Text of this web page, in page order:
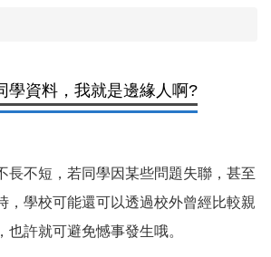
學資料，我就是邊緣人啊?
長不短，若同學因某些問題失聯，甚至
，學校可能還可以透過校外曾經比較親
也許就可避免憾事發生哦。